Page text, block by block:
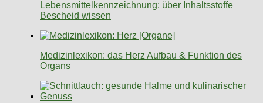
Lebensmittelkennzeichnung: über Inhaltsstoffe
Bescheid wissen
Medizinlexikon: das Herz Aufbau & Funktion des
Organs